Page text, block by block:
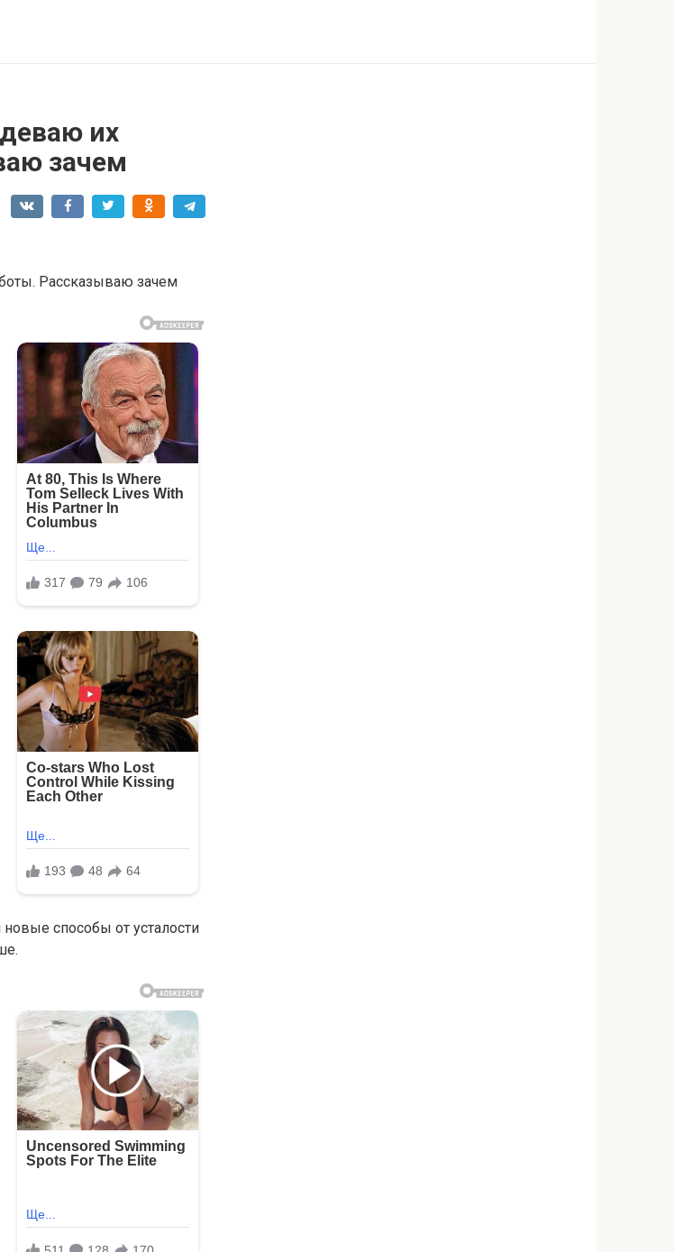
их
зачем
Рассказываю зачем
способы от усталости